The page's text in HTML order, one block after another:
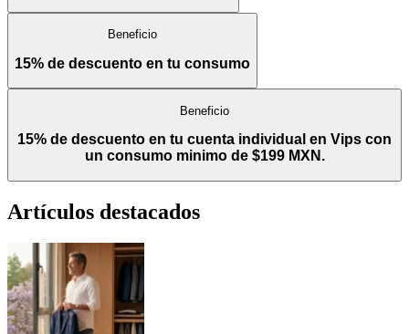
Beneficio
15% de descuento en tu consumo
Beneficio
15% de descuento en tu cuenta individual en Vips con
un consumo minimo de $199 MXN.
Artículos destacados